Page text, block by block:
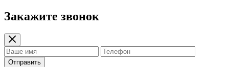
Закажите звонок
Отправить